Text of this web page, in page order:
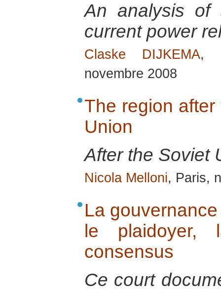
An analysis of
current power
Claske DIJKEMA,
novembre 2008
The region
Union
After the Soviet
Nicola Melloni, Paris,
La
le
consensus
Ce court